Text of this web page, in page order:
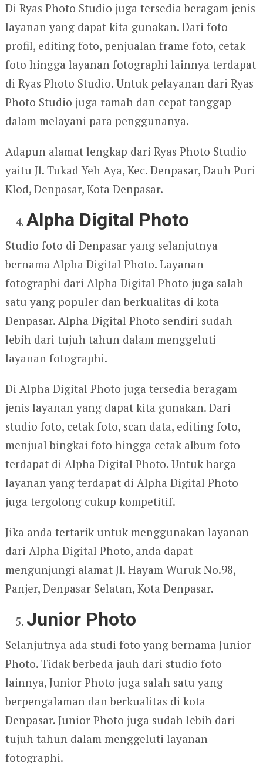
Di Ryas Photo Studio juga tersedia beragam jenis
layanan yang dapat kita gunakan. Dari foto
profil, editing foto, penjualan frame foto, cetak
foto hingga layanan fotographi lainnya terdapat
di Ryas Photo Studio. Untuk pelayanan dari Ryas
Photo Studio juga ramah dan cepat tanggap
dalam melayani para penggunanya.
Adapun alamat lengkap dari Ryas Photo Studio
yaitu Jl. Tukad Yeh Aya, Kec. Denpasar, Dauh Puri
Klod, Denpasar, Kota Denpasar.
Alpha Digital Photo
Studio foto di Denpasar yang selanjutnya
bernama Alpha Digital Photo. Layanan
fotographi dari Alpha Digital Photo juga salah
satu yang populer dan berkualitas di kota
Denpasar. Alpha Digital Photo sendiri sudah
lebih dari tujuh tahun dalam menggeluti
layanan fotographi.
Di Alpha Digital Photo juga tersedia beragam
jenis layanan yang dapat kita gunakan. Dari
studio foto, cetak foto, scan data, editing foto,
menjual bingkai foto hingga cetak album foto
terdapat di Alpha Digital Photo. Untuk harga
layanan yang terdapat di Alpha Digital Photo
juga tergolong cukup kompetitif.
Jika anda tertarik untuk menggunakan layanan
dari Alpha Digital Photo, anda dapat
mengunjungi alamat Jl. Hayam Wuruk No.98,
Panjer, Denpasar Selatan, Kota Denpasar.
Junior Photo
Selanjutnya ada studi foto yang bernama Junior
Photo. Tidak berbeda jauh dari studio foto
lainnya, Junior Photo juga salah satu yang
berpengalaman dan berkualitas di kota
Denpasar. Junior Photo juga sudah lebih dari
tujuh tahun dalam menggeluti layanan
fotographi.